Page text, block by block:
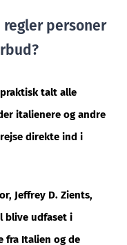
personer
talt alle
italienere og andre
direkte ind i
Jeffrey D. Zients,
blive udfaset i
fra Italien og de